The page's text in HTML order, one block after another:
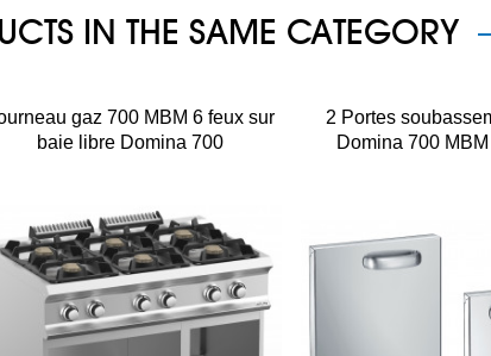
IN THE SAME CATEGORY
gaz 700 MBM 6 feux sur
baie libre Domina 700
2 Portes
Domina 700